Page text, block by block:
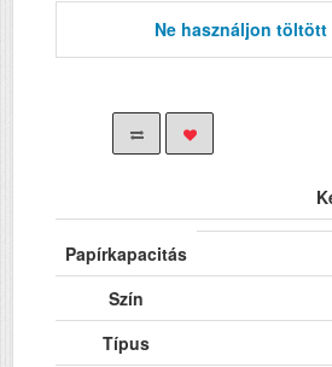
Ne használjon
Papírkapacitás
Szín
Típus